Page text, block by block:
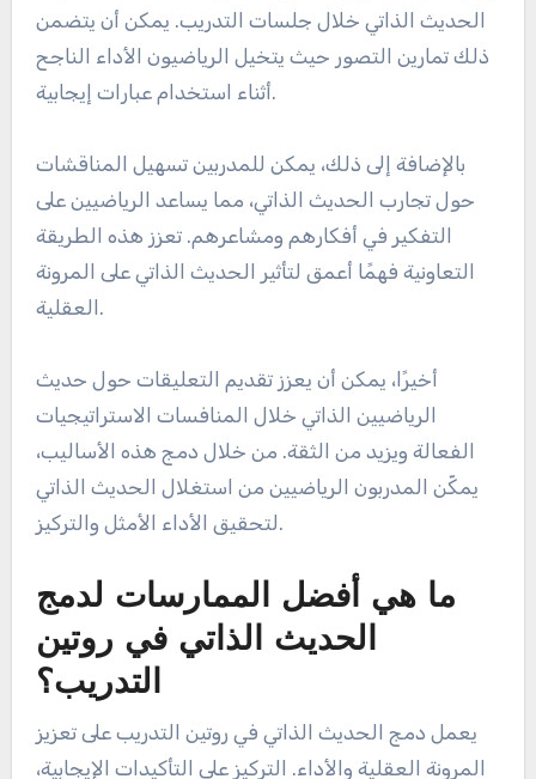
يمكن للمدربين تعزيز حديث الرياضيين الذاتي بشكل كبير
من خلال تقديم التوجيه والدعم المنظم. يمكنهم تعليم
الرياضيين كيفية تحديد أنماط الحديث الذاتي السلبية
يجب على المدربين تشجيع الممارسة المنتظمة لتقنيات
الحديث الذاتي خلال جلسات التدريب. يمكن أن يتضمن
ذلك تمارين التصور حيث يتخيل الرياضيون الأداء الناجح
بالإضافة إلى ذلك، يمكن للمدربين تسهيل المناقشات
حول تجارب الحديث الذاتي، مما يساعد الرياضيين على
التفكير في أفكارهم ومشاعرهم. تعزز هذه الطريقة
التعاونية فهمًا أعمق لتأثير الحديث الذاتي على المرونة
أخيرًا، يمكن أن يعزز تقديم التعليقات حول حديث
الرياضيين الذاتي خلال المنافسات الاستراتيجيات
الفعالة ويزيد من الثقة. من خلال دمج هذه الأساليب،
يمكّن المدربون الرياضيين من استغلال الحديث الذاتي
لتحقيق الأداء الأمثل والتركيز.